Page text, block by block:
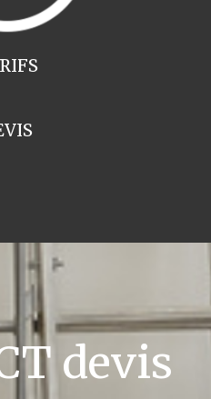
devis